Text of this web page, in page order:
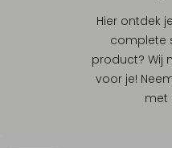
Hier ontdek
complete
product? Wij
voor je!
met